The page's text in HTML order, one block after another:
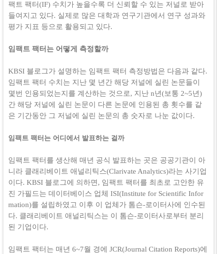
팩트 팩터(IF) 수치가 높을수록 더 신뢰할 수 있는 저널로 받아
들여지고 있다. 실제로 많은 대학과 연구기관에서 연구 성과와
평가 지표 등으로 활용되고 있다.
임팩트 팩터는 어떻게 측정할까
KBSI 블로그가 설명하는 임팩트 팩터 측정방법은 다음과 같다.
임팩트 팩터 수치는 지난 몇 년간 해당 저널에 실린 논문들이
몇번 인용되었는지를 계산하는 것으로, 지난 n년(보통 2~5년)
간 해당 저널에 실린 논문이 다른 논문에 인용된 총 횟수를 같
은 기간동안 그 저널에 실린 논문의 총 숫자로 나눈 값이다.
임팩트 팩터는 어디에서 발표하는 걸까
임팩트 팩터를 생산해 매년 공식 발표하는 곳은 공공기관이 아
니라 클래리베이트 애널리틱스(Clarivate Analytics)라는 사기업
이다. KBSI 블로그에 의하면, 임팩트 팩터를 최초로 고안한 유
진 가필드는 데이터베이스 업체 ISI(Institute for Scientific Infor
mation)를 설립하였고 이후 이 업체가 톰슨-로이터사에 인수된
다. 클래리베이트 애널리틱스는 이 톰슨-로이터사로부터 분리
된 기업이다.
임팩트 팩터는 매년 6~7월 경에 JCR(Journal Citation Reports)에